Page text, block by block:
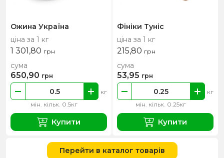
Ожина Україна
ціна за 1 кг
1 301,80 грн
мін. кільк. 0.5кг
кг
сума
650,90 грн
Купити
Фініки Туніс
ціна за 1 кг
215,80 грн
мін. кільк. 0.25кг
кг
сума
53,95 грн
Купити
Перейти в каталог товарів